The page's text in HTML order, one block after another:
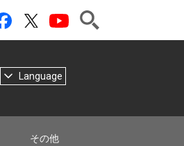
YouTubeチャンネル
ツイッター
Facebook
Language
その他